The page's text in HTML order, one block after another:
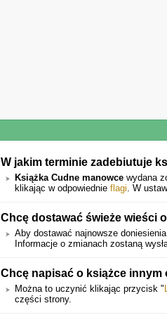
W jakim terminie zadebiutuje
Książka Cudne manowce wydana
klikając w odpowiednie flagi. W
Chcę dostawać świeże wieści
Aby dostawać najnowsze
Informacje o zmianach zostaną
Chcę napisać o książce
Można to uczynić klikając przycisk "
części strony.